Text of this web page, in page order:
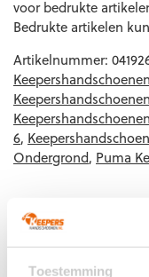
Toestemming
voor bedrukte
Bedrukte artikelen
Artikelnummer:
Keepershandschoenen
6,
Ondergrond, Puma
Gerelateerde